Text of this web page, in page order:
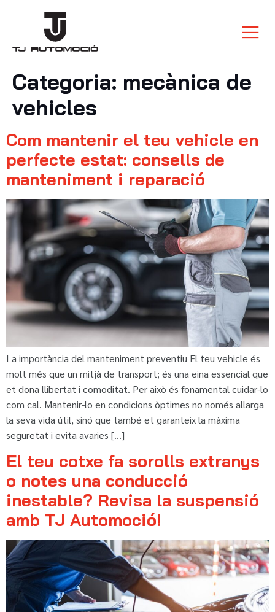
Categoria: mecànica de
vehicles
Com mantenir el teu vehicle en
perfecte estat: consells de
manteniment i reparació
La importància del manteniment preventiu El teu vehicle és
molt més que un mitjà de transport; és una eina essencial que
et dona llibertat i comoditat. Per això és fonamental cuidar-lo
com cal. Mantenir-lo en condicions òptimes no només allarga
la seva vida útil, sinó que també et garanteix la màxima
seguretat i evita avaries […]
El teu cotxe fa sorolls extranys
o notes una conducció
inestable? Revisa la suspensió
amb TJ Automoció!